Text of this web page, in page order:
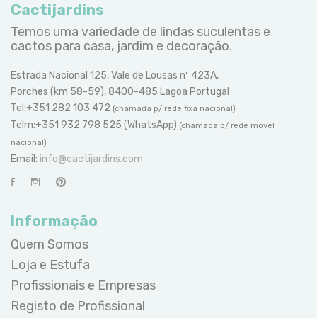
Cactijardins
Temos uma variedade de lindas suculentas e
cactos para casa, jardim e decoração.
Estrada Nacional 125, Vale de Lousas nº 423A,
Porches (km 58-59), 8400-485 Lagoa Portugal
Tel:+351 282 103 472 (chamada p/ rede fixa nacional)
Telm:+351 932 798 525 (WhatsApp) (chamada p/ rede móvel
nacional)
Email: info@cactijardins.com
Informação
Quem Somos
Loja e Estufa
Profissionais e Empresas
Registo de Profissional